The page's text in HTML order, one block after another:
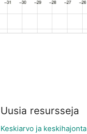
Uusia resursseja
Keskiarvo ja keskihajonta